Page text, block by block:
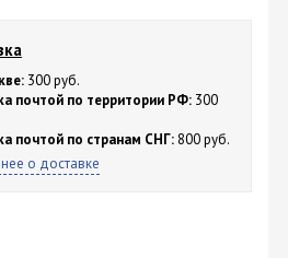
300 руб.
почтой по территории РФ:300
почтой по странам СНГ:800 руб.
о доставке